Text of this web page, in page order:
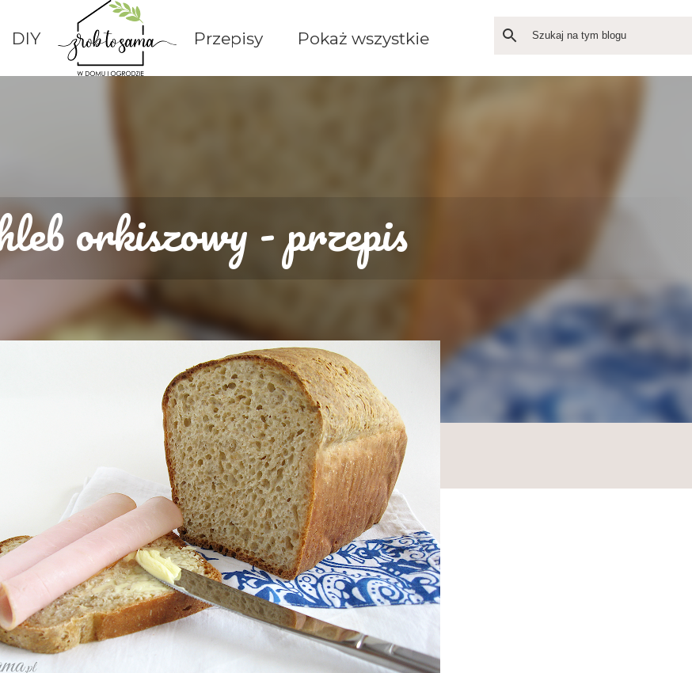
Przejdź do głównej zawartości
DIY Przepisy Pokaż wszystkie
orkiszowy - przepis